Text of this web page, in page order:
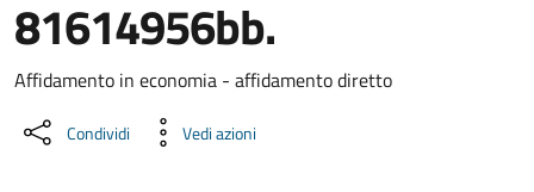
81614956bb.
Dettaglio del documento
Affidamento in economia - affidamento diretto
Condividi Vedi azioni